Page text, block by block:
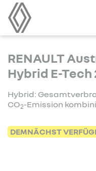
RENAULT
Hybrid E-Tech
Hybrid:
CO2-Emission
DEMNÄCHST